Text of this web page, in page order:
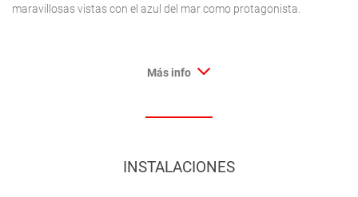
maravillosas vistas con el azul del mar como protagonista.
Más info
INSTALACIONES